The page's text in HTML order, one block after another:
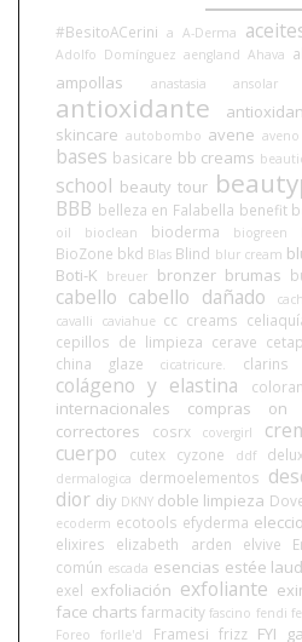
#BesitoACerini a A-Derma
Adolfo Domínguez aengland Ahava
ampollas anastasia ansolar
antioxidante
skincare autobombo avene aveno
bases basicare bb creams
school beauty tour
BBB belleza en Falabella benefit
oil
bioclean bioderma biogreen
BioZone bkd Blas Blind blur cream
Boti-K
breuer bronzer brumas
cabello cabello dañado
cavalli caviahue cc creams
cepillos de limpieza cerave
china glaze cicatricure. clarins
colágeno y elastina
internacionales
compras on
correctores
cosrx covergirl
cuerpo cutex cyzone ddf
dermalogica dermoelementos
dior diy DKNY doble limpieza
ecoderm ecotools efyderma
elixires elizabeth arden elvive
común escada esencias estée
exel exfoliación exfoliante
face charts farmacity fascino fendi
Foreo forlle'd Framesi frizz FYI